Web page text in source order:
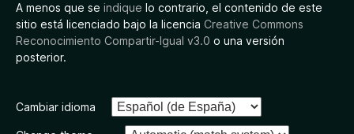
A menos que se indique lo contrario, el contenido de este
sitio está licenciado bajo la licencia Creative Commons
Reconocimiento Compartir-Igual v3.0 o una versión
posterior.
Cambiar idioma